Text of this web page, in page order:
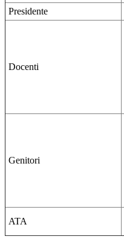
Presidente
Docenti
Genitori
ATA